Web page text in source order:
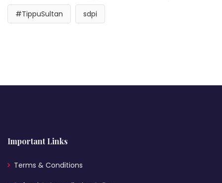
#TippuSultan sdpi
Important Links
Terms & Conditions